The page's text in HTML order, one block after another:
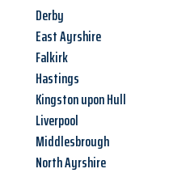
Derby
East Ayrshire
Falkirk
Hastings
Kingston upon Hull
Liverpool
Middlesbrough
North Ayrshire